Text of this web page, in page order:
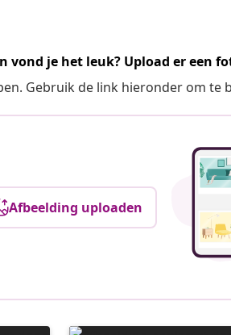
vond je het leuk? Upload er een
Gebruik de link hieronder om te
Afbeelding uploaden